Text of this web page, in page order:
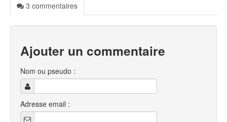
3 commentaires
Ajouter un commentaire
Nom ou pseudo :
Adresse email :